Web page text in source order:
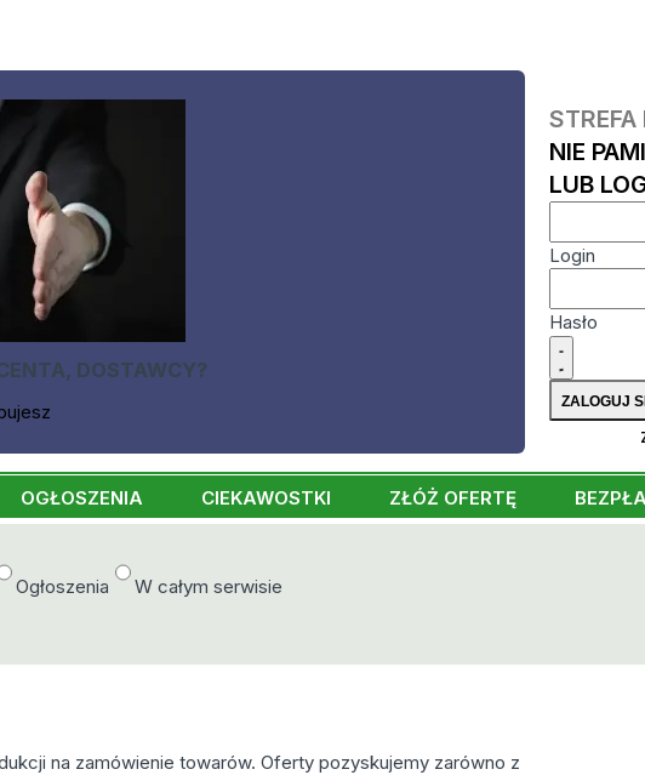
DOSTAWCY?
NIE
LUB
Login
Hasło
OGŁOSZENIA CIEKAWOSTKI ZŁÓŻ OFERTĘ
Ogłoszenia W całym serwisie
na zamówienie towarów. Oferty pozyskujemy zarówno z